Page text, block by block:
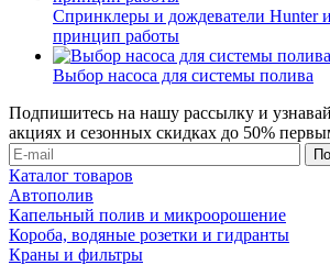
Спринклеры и дождеватели Hunter
принцип работы
Выбор насоса для системы полива
Подпишитесь на нашу рассылку и
акциях и сезонных скидках до 50%
Каталог товаров
Автополив
Капельный полив и микроорошение
Короба, водяные розетки и гидранты
Краны и фильтры